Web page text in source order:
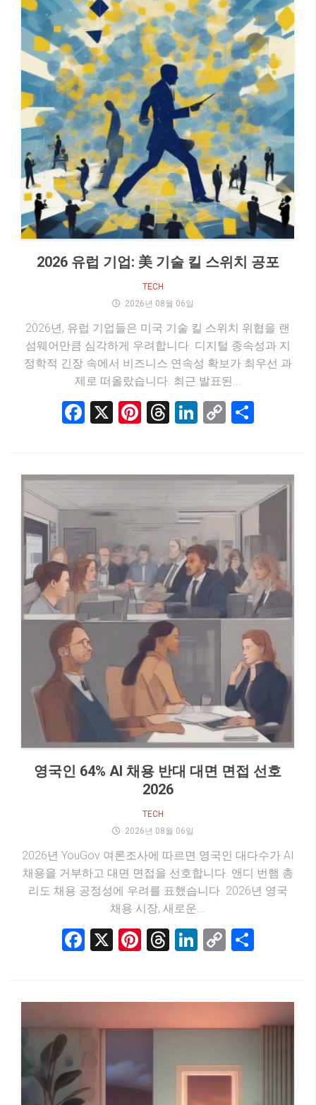
2026 유럽 기업: 美 기술 킬 스위치 공포
TECH
2026년 08월 06일
2026년, 유럽 기업들은 미국 기술 킬 스위치 위협을 랜
섬웨어만큼 심각하게 우려합니다. 디지털 종속성과 지
정학적 긴장 속에서 비즈니스 연속성 확보가 최우선 과
제로 떠올랐습니다. 최근 발표된...
Facebook
X Pinterest
Threads
LinkedIn
CopyShare
영국인 64% AI 채용 반대 대면 면접 선호
2026
TECH
2026년 08월 06일
2026년 YouGov 여론조사에 따르면 영국인 대다수가 AI
채용을 거부하고 대면 면접을 선호합니다. 앤디 번햄 총
리도 채용 공정성에 우려를 표했습니다. 2026년 영국
채용 시장, 새로운...
Facebook
X Pinterest
Threads
LinkedIn
CopyShare